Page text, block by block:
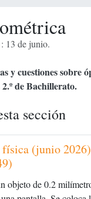
13 de junio.
y cuestiones sobre
de Bachillerato.
sección
(junio
objeto de 0.2